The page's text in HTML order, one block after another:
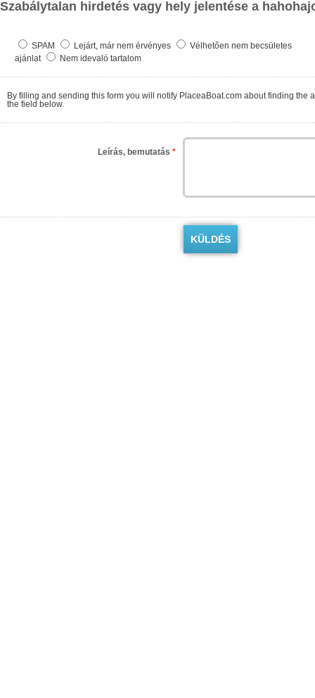
Szabálytalan hirdetés vagy hely jelentése a
SPAM Lejárt, már nem érvényes
Vélhetően nem becsületes
ajánlat
Nem idevaló tartalom
By filling and sending this form you will notify PlaceaBoat.com about finding the ad contrary to the regulations. We will check as
the field below.
Leírás, bemutatás *